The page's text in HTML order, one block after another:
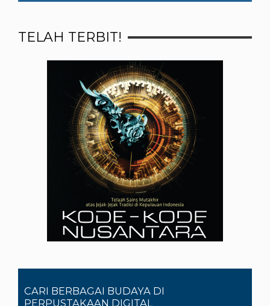
TELAH TERBIT!
CARI BERBAGAI BUDAYA DI
PERPUSTAKAAN DIGITAL